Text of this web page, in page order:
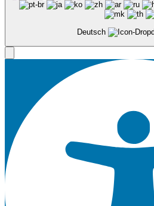
Deutsch